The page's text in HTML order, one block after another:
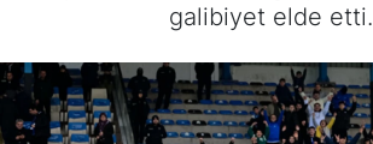
galibiyet elde etti.
Haber Arşivi